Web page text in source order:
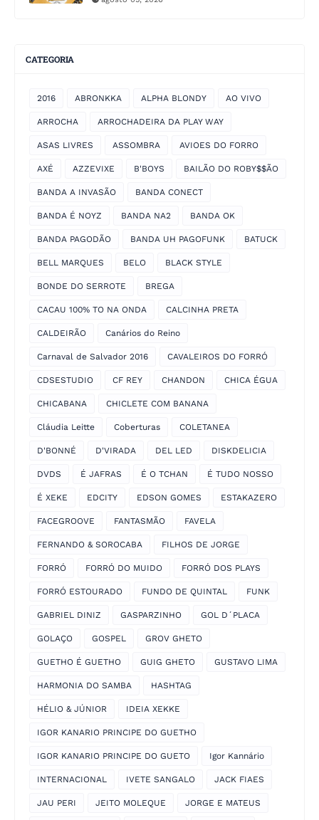
CATEGORIA
2016 ABRONKKA ALPHA BLONDY AO VIVO
ARROCHA ARROCHADEIRA DA PLAY WAY
ASAS LIVRES ASSOMBRA AVIOES DO FORRO
AXÉ AZZEVIXE B'BOYS BAILÃO DO ROBY$$ÃO
BANDA A INVASÃO BANDA CONECT
BANDA É NOYZ BANDA NA2 BANDA OK
BANDA PAGODÃO BANDA UH PAGOFUNK BATUCK
BELL MARQUES BELO BLACK STYLE
BONDE DO SERROTE BREGA
CACAU 100% TO NA ONDA CALCINHA PRETA
CALDEIRÃO Canários do Reino
Carnaval de Salvador 2016 CAVALEIROS DO FORRÓ
CDSESTUDIO CF REY CHANDON CHICA ÉGUA
CHICABANA CHICLETE COM BANANA
Cláudia Leitte Coberturas COLETANEA
D'BONNÉ D'VIRADA DEL LED DISKDELICIA
DVDS É JAFRAS É O TCHAN É TUDO NOSSO
É XEKE EDCITY EDSON GOMES ESTAKAZERO
FACEGROOVE FANTASMÃO FAVELA
FERNANDO & SOROCABA FILHOS DE JORGE
FORRÓ FORRÓ DO MUIDO FORRÓ DOS PLAYS
FORRÓ ESTOURADO FUNDO DE QUINTAL FUNK
GABRIEL DINIZ GASPARZINHO GOL D´PLACA
GOLAÇO GOSPEL GROV GHETO
GUETHO É GUETHO GUIG GHETO GUSTAVO LIMA
HARMONIA DO SAMBA HASHTAG
HÉLIO & JÚNIOR IDEIA XEKKE
IGOR KANARIO PRINCIPE DO GUETHO
IGOR KANARIO PRINCIPE DO GUETO Igor Kannário
INTERNACIONAL IVETE SANGALO JACK FIAES
JAU PERI JEITO MOLEQUE JORGE E MATEUS